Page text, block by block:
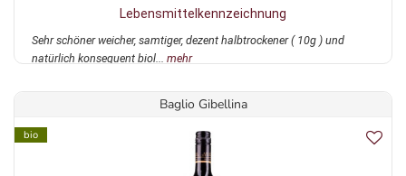
Lebensmittelkennzeichnung
Sehr schöner weicher, samtiger, dezent halbtrockener ( 10g ) und
natürlich konsequent biol... mehr
Baglio Gibellina
bio